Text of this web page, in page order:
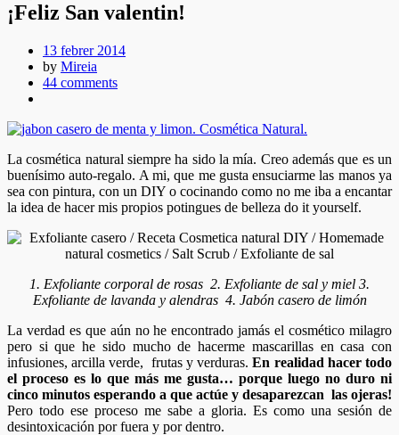
¡Feliz San valentin!
13 febrer 2014
by Mireia
44 comments
La cosmética natural siempre ha sido la mía. Creo además que es un
buenísimo auto-regalo. A mi, que me gusta ensuciarme las manos ya
sea con pintura, con un DIY o cocinando como no me iba a encantar
la idea de hacer mis propios potingues de belleza do it yourself.
1. Exfoliante corporal de rosas 2. Exfoliante de sal y miel 3.
Exfoliante de lavanda y alendras 4. Jabón casero de limón
La verdad es que aún no he encontrado jamás el cosmético milagro
pero si que he sido mucho de hacerme mascarillas en casa con
infusiones, arcilla verde, frutas y verduras.En realidad hacer todo
el proceso es lo que más me gusta… porque luego no duro ni
cinco minutos esperando a que actúe y desaparezcan las ojeras!
Pero todo ese proceso me sabe a gloria. Es como una sesión de
desintoxicación por fuera y por dentro.